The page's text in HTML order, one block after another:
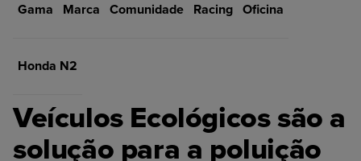
Gama Marca Comunidade Racing Oficina
Honda N2
VOLTAR Início Marca
MARCA
Veículos Ecológicos são a
solução para a poluição